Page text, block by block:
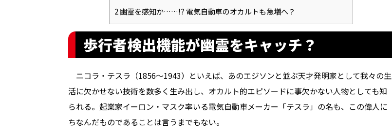
2幽霊を感知か……!? 電気自動車のオカルトも急増へ？
歩行者検出機能が幽霊をキャッチ？
ニコラ・テスラ（1856〜1943）といえば、あのエジソンと並ぶ天才発明家として我々の生
活に欠かせない技術を数多く生み出し、オカルト的エピソードに事欠かない人物としても知
られる。起業家イーロン・マスク率いる電気自動車メーカー「テスラ」の名も、この偉人に
ちなんだものであることは言うまでもない。